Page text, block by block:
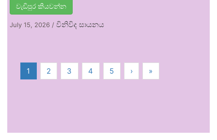
වැඩිපුර කියවන්න
July 15, 2026 / විනිවිද සායනය
1 2 3 4 5 › »